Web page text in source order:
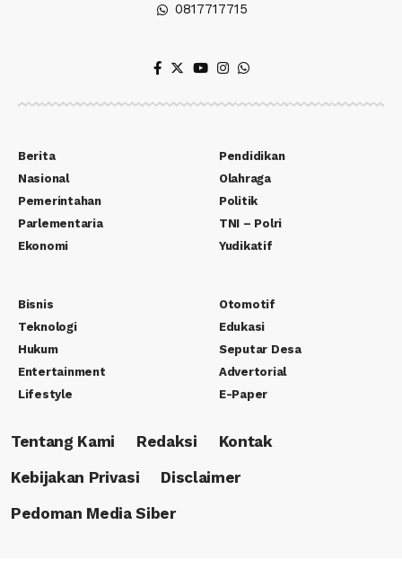
0817717715
Berita
Nasional
Pemerintahan
Parlementaria
Ekonomi
Pendidikan
Olahraga
Politik
TNI – Polri
Yudikatif
Bisnis
Teknologi
Hukum
Entertainment
Lifestyle
Otomotif
Edukasi
Seputar Desa
Advertorial
E-Paper
Tentang Kami Redaksi
Kontak
Kebijakan Privasi
Disclaimer
Pedoman Media Siber